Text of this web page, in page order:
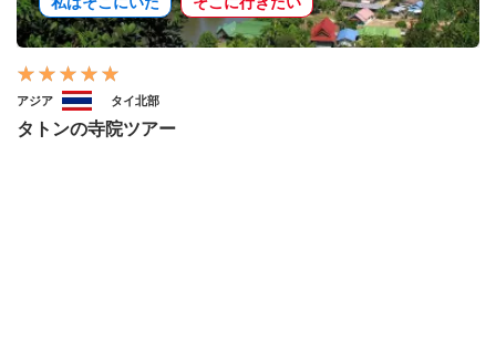
アジア タイ北部
タトンの寺院ツアー